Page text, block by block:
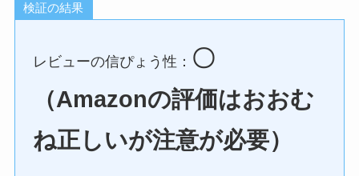
検証の結果
レビューの信ぴょう性： 〇
（Amazonの評価はおおむ
ね正しいが注意が必要）